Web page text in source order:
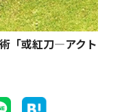
「或紅刀―アクト